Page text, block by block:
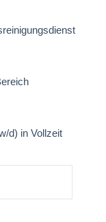
d) in Vollzeit